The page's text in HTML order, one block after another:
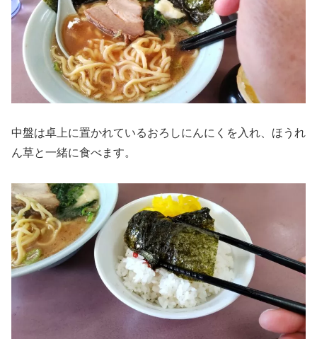
中盤は卓上に置かれているおろしにんにくを入れ、ほうれ
ん草と一緒に食べます。